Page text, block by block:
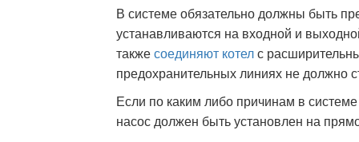
В системе обязательно должны быть
устанавливаются на входной и
также соединяют котел с
предохранительных линиях не должно
Если по каким либо причинам в
насос должен быть установлен на